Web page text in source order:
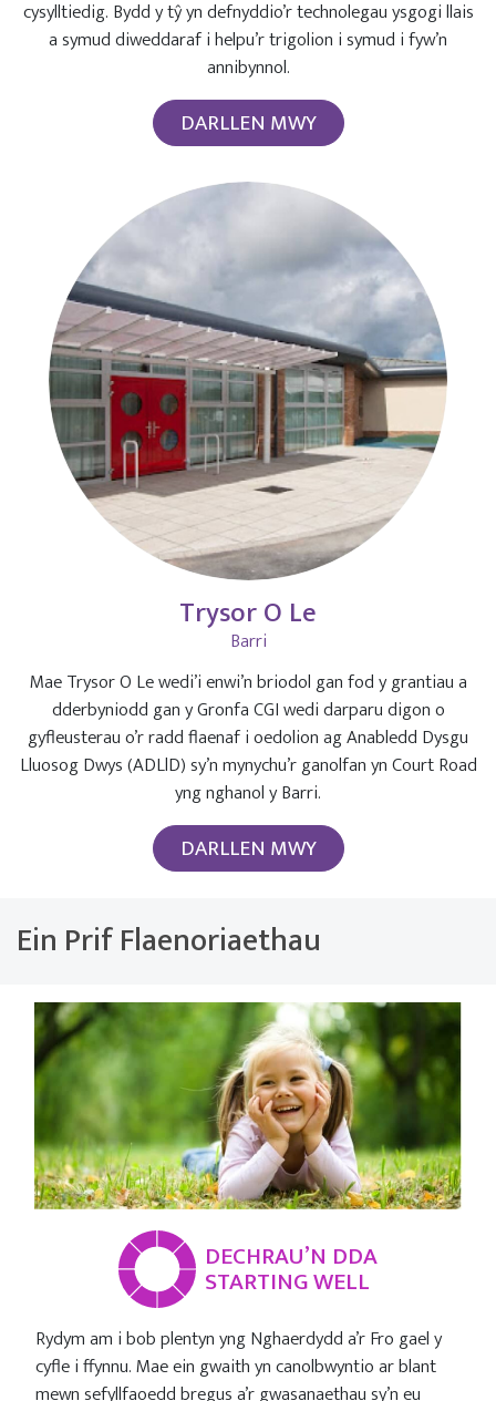
cysylltiedig. Bydd y tŷ yn defnyddio’r technolegau ysgogi llais
a symud diweddaraf i helpu’r trigolion i symud i fyw’n
annibynnol.
DARLLEN MWY
Trysor O Le
Barri
Mae Trysor O Le wedi’i enwi’n briodol gan fod y grantiau a
dderbyniodd gan y Gronfa CGI wedi darparu digon o
gyfleusterau o’r radd flaenaf i oedolion ag Anabledd Dysgu
Lluosog Dwys (ADLlD) sy’n mynychu’r ganolfan yn Court Road
yng nghanol y Barri.
DARLLEN MWY
Ein Prif Flaenoriaethau
DECHRAU’N DDA
STARTING WELL
Rydym am i bob plentyn yng Nghaerdydd a’r Fro gael y
cyfle i ffynnu. Mae ein gwaith yn canolbwyntio ar blant
mewn sefyllfaoedd bregus a’r gwasanaethau sy’n eu